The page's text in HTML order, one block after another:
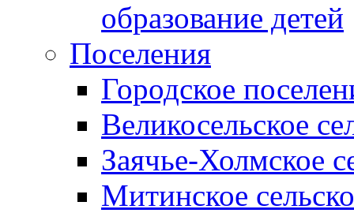
образование детей
Поселения
Городское
Великосельское
Заячье-Холмское
Митинское